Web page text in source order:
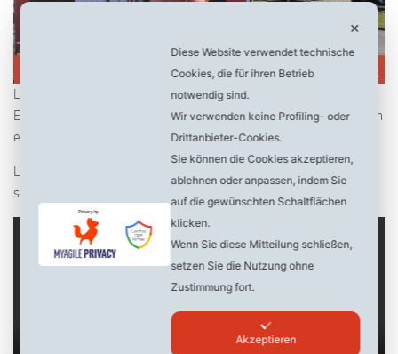
Lesedauer
Einige unserer Plakate wurden beschmiert. Es konnte jedoch schon
ein Täter auf frischer Tat erwischt werden.
Liebe Neumünsteraner, seid weiterhin wachsam und meldet
solche Straftaten sofort der Polizei!
✕
Diese Website verwendet technische
Cookies, die für ihren Betrieb
notwendig sind.
Wir verwenden keine Profiling- oder
Drittanbieter-Cookies.
Sie können die Cookies akzeptieren,
ablehnen oder anpassen, indem Sie
auf die gewünschten Schaltflächen
klicken.
Wenn Sie diese Mitteilung schließen,
setzen Sie die Nutzung ohne
Zustimmung fort.
Akzeptieren